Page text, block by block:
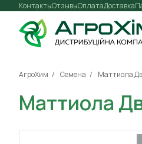
Контакты Оплата
Отзывы Доставка
АгроХим Семена Маттиола
Маттиола